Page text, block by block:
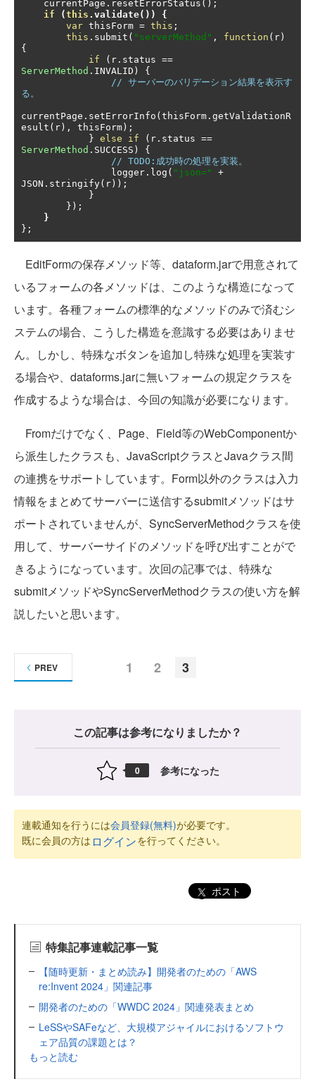
    currentPage
. resetErrorStatus ();
if
(this . validate())
{
var thisForm = this ;
this . submit ( "serverMethod" , function ( r )
{
if
( r . status ==
ServerMethod . INVALID )
{
// サーバーのバリデーション結果を表示す
る。
currentPage . setErrorInfo ( thisForm . getValidationR
esult ( r ), thisForm );
} else if ( r . status ==
ServerMethod . SUCCESS )
{
// TODO:成功時の処理を実装。
                logger
. log ( "json="
+
JSON . stringify( r ));
}
});
}
};
EditFormの保存メソッド等、dataform.jarで用意されて
いるフォームの各メソッドは、このような構造になって
います。各種フォームの標準的なメソッドのみで済むシ
ステムの場合、こうした構造を意識する必要はありませ
ん。しかし、特殊なボタンを追加し特殊な処理を実装す
る場合や、dataforms.jarに無いフォームの規定クラスを
作成するような場合は、今回の知識が必要になります。
Fromだけでなく、Page、Field等のWebComponentか
ら派生したクラスも、JavaScriptクラスとJavaクラス間
の連携をサポートしています。Form以外のクラスは入力
情報をまとめてサーバーに送信するsubmitメソッドはサ
ポートされていませんが、SyncServerMethodクラスを使
用して、サーバーサイドのメソッドを呼び出すことがで
きるようになっています。次回の記事では、特殊な
submitメソッドやSyncServerMethodクラスの使い方を解
説したいと思います。
1 2 3
PREV
この記事は参考になりましたか？
0 参考になった
連載通知を行うには会員登録(無料)が必要です。
既に会員の方は ログインを行ってください。
ポスト
特集記事連載記事一覧
【随時更新・まとめ読み】開発者のための「AWS
re:Invent 2024」関連記事
開発者のための「WWDC 2024」関連発表まとめ
LeSSやSAFeなど、大規模アジャイルにおけるソフトウ
ェア品質の課題とは？
もっと読む